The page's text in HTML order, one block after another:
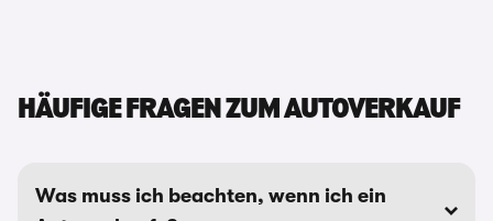
HÄUFIGE FRAGEN ZUM AUTOVERKAUF
Was muss ich beachten, wenn ich ein